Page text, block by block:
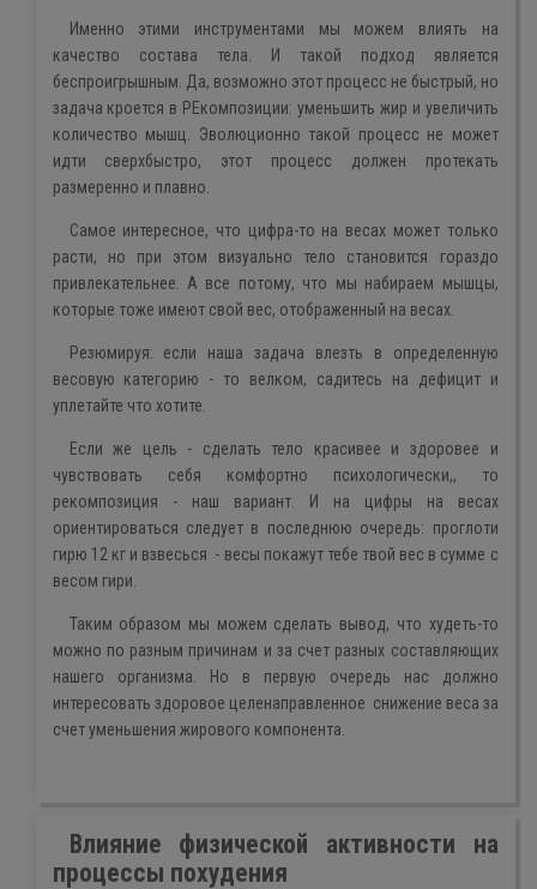
Именно этими инструментами мы можем влиять на
качество состава тела. И такой подход является
беспроигрышным. Да, возможно этот процесс не быстрый, но
задача кроется в РЕкомпозиции: уменьшить жир и увеличить
количество мышц. Эволюционно такой процесс не может
идти сверхбыстро, этот процесс должен протекать
размеренно и плавно.
Самое интересное, что цифра-то на весах может только
расти, но при этом визуально тело становится гораздо
привлекательнее. А все потому, что мы набираем мышцы,
которые тоже имеют свой вес, отображенный на весах.
Резюмируя: если наша задача влезть в определенную
весовую категорию - то велком, садитесь на дефицит и
уплетайте что хотите.
Если же цель - сделать тело красивее и здоровее и
чувствовать себя комфортно психологически,, то
рекомпозиция - наш вариант. И на цифры на весах
ориентироваться следует в последнюю очередь: проглоти
гирю 12 кг и взвесься - весы покажут тебе твой вес в сумме с
весом гири.
Таким образом мы можем сделать вывод, что худеть-то
можно по разным причинам и за счет разных составляющих
нашего организма. Но в первую очередь нас должно
интересовать здоровое целенаправленное снижение веса за
счет уменьшения жирового компонента.
Влияние физической активности на
процессы похудения